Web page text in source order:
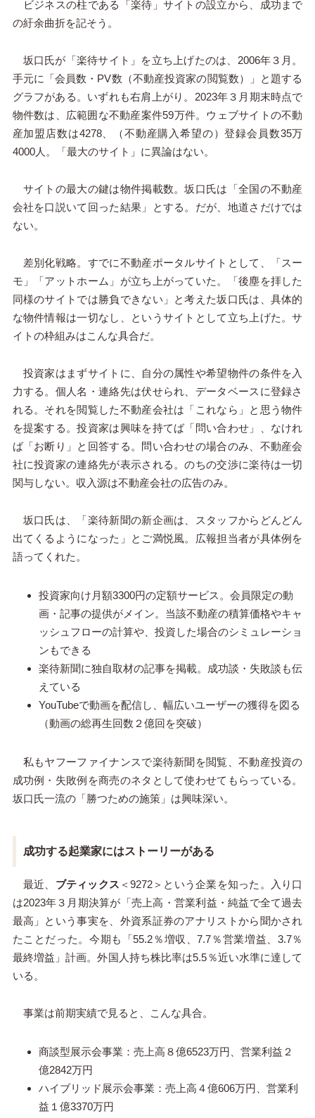
ビジネスの柱である「楽待」サイトの設立から、成功まで
の紆余曲折を記そう。
坂口氏が「楽待サイト」を立ち上げたのは、2006年３月。
手元に「会員数・PV数（不動産投資家の閲覧数）」と題する
グラフがある。いずれも右肩上がり。2023年３月期末時点で
物件数は、広範囲な不動産案件59万件。ウェブサイトの不動
産加盟店数は4278、（不動産購入希望の）登録会員数35万
4000人。「最大のサイト」に異論はない。
サイトの最大の鍵は物件掲載数。坂口氏は「全国の不動産
会社を口説いて回った結果」とする。だが、地道さだけでは
ない。
差別化戦略。すでに不動産ポータルサイトとして、「スー
モ」「アットホーム」が立ち上がっていた。「後塵を拝した
同様のサイトでは勝負できない」と考えた坂口氏は、具体的
な物件情報は一切なし、というサイトとして立ち上げた。サ
イトの枠組みはこんな具合だ。
投資家はまずサイトに、自分の属性や希望物件の条件を入
力する。個人名・連絡先は伏せられ、データベースに登録さ
れる。それを閲覧した不動産会社は「これなら」と思う物件
を提案する。投資家は興味を持てば「問い合わせ」、なけれ
ば「お断り」と回答する。問い合わせの場合のみ、不動産会
社に投資家の連絡先が表示される。のちの交渉に楽待は一切
関与しない。収入源は不動産会社の広告のみ。
坂口氏は、「楽待新聞の新企画は、スタッフからどんどん
出てくるようになった」とご満悦風。広報担当者が具体例を
語ってくれた。
投資家向け月額3300円の定額サービス。会員限定の動
画・記事の提供がメイン。当該不動産の積算価格やキャ
ッシュフローの計算や、投資した場合のシミュレーショ
ンもできる
楽待新聞に独自取材の記事を掲載。成功談・失敗談も伝
えている
YouTubeで動画を配信し、幅広いユーザーの獲得を図る
（動画の総再生回数２億回を突破）
私もヤフーファイナンスで楽待新聞を閲覧、不動産投資の
成功例・失敗例を商売のネタとして使わせてもらっている。
坂口氏一流の「勝つための施策」は興味深い。
成功する起業家にはストーリーがある
最近、 ブティックス ＜9272＞という企業を知った。入り口
は2023年３月期決算が「売上高・営業利益・純益で全て過去
最高」という事実を、外資系証券のアナリストから聞かされ
たことだった。今期も「55.2％増収、7.7％営業増益、3.7％
最終増益」計画。外国人持ち株比率は5.5％近い水準に達して
いる。
事業は前期実績で見ると、こんな具合。
商談型展示会事業：売上高８億6523万円、営業利益２
億2842万円
ハイブリッド展示会事業：売上高４億606万円、営業利
益１億3370万円